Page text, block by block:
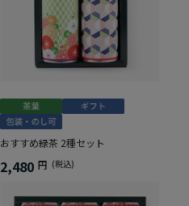
おすすめ緑茶 2種セット
2,480 円 (税込)